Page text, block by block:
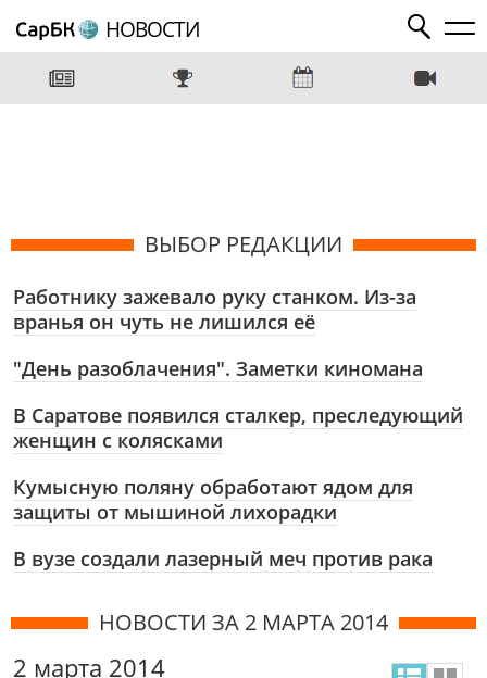
НОВОСТИ
ВЫБОР РЕДАКЦИИ
Работнику зажевало руку станком. Из-за
вранья он чуть не лишился её
"День разоблачения". Заметки киномана
В Саратове появился сталкер, преследующий
женщин с колясками
Кумысную поляну обработают ядом для
защиты от мышиной лихорадки
В вузе создали лазерный меч против рака
НОВОСТИ ЗА 2 МАРТА 2014
2 марта 2014